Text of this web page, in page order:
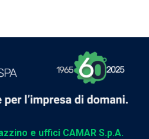
e uffici CAMAR S.p.A.